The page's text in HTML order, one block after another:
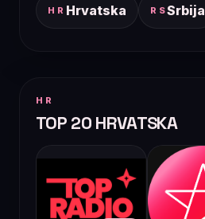
HR Hrvatska RSSrbija
HR
TOP 20 HRVATSKA